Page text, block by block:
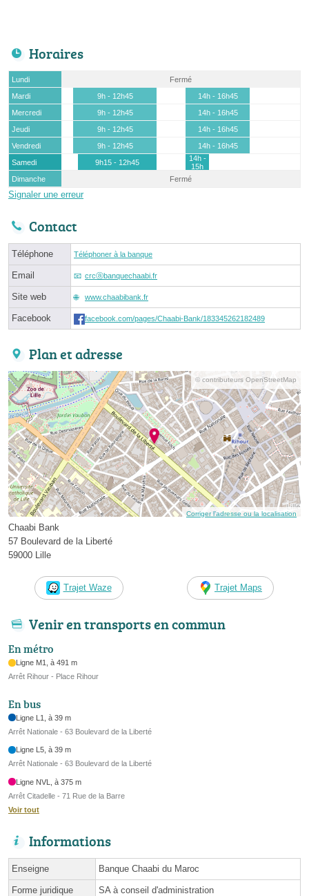
Horaires
Lundi
Fermé
Mardi
9h - 12h45
14h - 16h45
Mercredi
9h - 12h45
14h - 16h45
Jeudi
9h - 12h45
14h - 16h45
Vendredi
9h - 12h45
14h - 16h45
Samedi
9h15 - 12h45
14h -
15h
Dimanche
Fermé
Signaler une erreur
Contact
Téléphone Téléphoner à la banque
Email crcⓐbanquechaabi.fr
Site web www.chaabibank.fr
Facebook facebook.com/pages/Chaabi-Bank/183345262182489
Plan et adresse
© contributeurs OpenStreetMap
Corriger l’adresse ou la localisation
Chaabi Bank
57 Boulevard de la Liberté
59000 Lille
Trajet Waze Trajet Maps
Venir en transports en commun
En métro
Ligne M1, à 491 m
Arrêt Rihour - Place Rihour
En bus
Ligne L1, à 39 m
Arrêt Nationale - 63 Boulevard de la Liberté
Ligne L5, à 39 m
Arrêt Nationale - 63 Boulevard de la Liberté
Ligne NVL, à 375 m
Arrêt Citadelle - 71 Rue de la Barre
Voir tout
Informations
Enseigne Banque Chaabi du Maroc
Forme juridique SA à conseil d'administration